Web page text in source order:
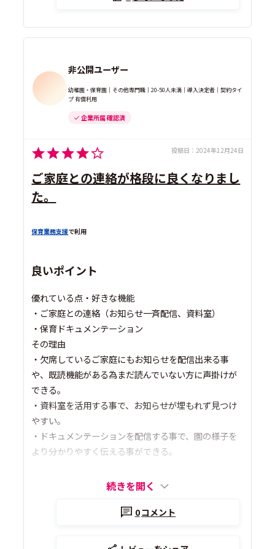
非公開ユーザー
幼稚園・保育園｜その他専門職｜20-50人未満｜導入決定者｜契約タイ
プ 有償利用
企業所属 確認済
投稿日： 2024年12月24日
ご家庭との連絡が格段に良くなりまし
た。
保育業務支援で利用
良いポイント
優れている点・好きな機能
・ご家庭との連絡（お知らせ一斉配信、資料室）
・保育ドキュメンテーション
その理由
・欠席しているご家庭にもお知らせを配信出来る事
や、既読機能がある為まだ読んでいない方に声掛けが
できる。
・資料室を活用する事で、お知らせが埋もれず見つけ
やすい。
・ドキュメンテーションを配信する事で、園の様子を
より分かりやすく伝える事ができる。
続きを開く
0コメント